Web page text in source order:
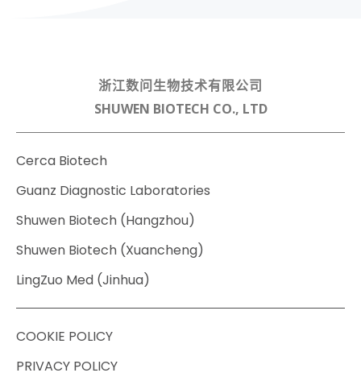
浙江数问生物技术有限公司
SHUWEN BIOTECH CO., LTD
Cerca Biotech
Guanz Diagnostic Laboratories
Shuwen Biotech (Hangzhou)
Shuwen Biotech (Xuancheng)
LingZuo Med (Jinhua)
COOKIE POLICY
PRIVACY POLICY